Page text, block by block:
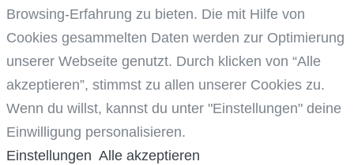
Browsing-Erfahrung zu bieten. Die mit Hilfe von
Cookies gesammelten Daten werden zur Optimierung
unserer Webseite genutzt. Durch klicken von “Alle
akzeptieren”, stimmst zu allen unserer Cookies zu.
Wenn du willst, kannst du unter "Einstellungen" deine
Einwilligung personalisieren.
Einstellungen Alle akzeptieren